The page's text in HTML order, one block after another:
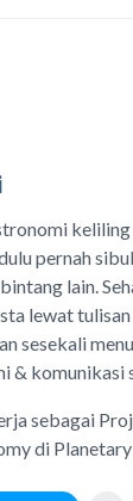
keliling
pernah
lain.
lewattulisan
sesekali
& komunikasi
sebagai
di